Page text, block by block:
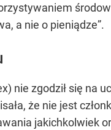
a nie o pieniądze”.
nie zgodził się na
że nie jest
jakichkolwiek